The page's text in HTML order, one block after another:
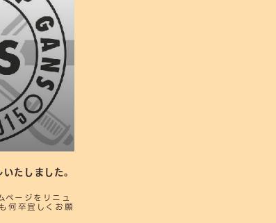
たしました。
ページをリニュ
何卒宜しくお願